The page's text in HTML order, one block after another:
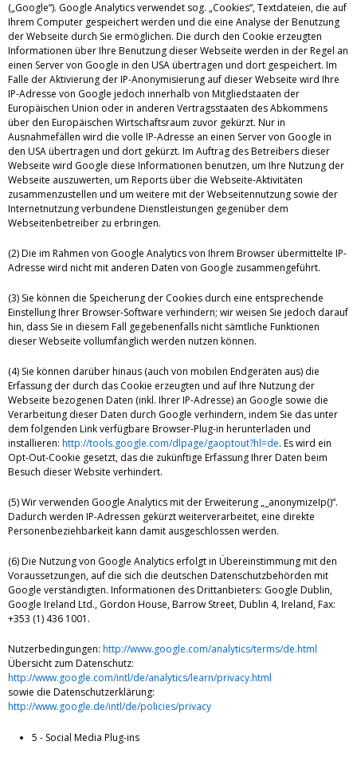
(„Google“). Google Analytics verwendet sog. „Cookies“, Textdateien, die auf
Ihrem Computer gespeichert werden und die eine Analyse der Benutzung
der Webseite durch Sie ermöglichen. Die durch den Cookie erzeugten
Informationen über Ihre Benutzung dieser Webseite werden in der Regel an
einen Server von Google in den USA übertragen und dort gespeichert. Im
Falle der Aktivierung der IP-Anonymisierung auf dieser Webseite wird Ihre
IP-Adresse von Google jedoch innerhalb von Mitgliedstaaten der
Europäischen Union oder in anderen Vertragsstaaten des Abkommens
über den Europäischen Wirtschaftsraum zuvor gekürzt. Nur in
Ausnahmefällen wird die volle IP-Adresse an einen Server von Google in
den USA übertragen und dort gekürzt. Im Auftrag des Betreibers dieser
Webseite wird Google diese Informationen benutzen, um Ihre Nutzung der
Webseite auszuwerten, um Reports über die Webseite-Aktivitäten
zusammenzustellen und um weitere mit der Webseitennutzung sowie der
Internetnutzung verbundene Dienstleistungen gegenüber dem
Webseitenbetreiber zu erbringen.
(2) Die im Rahmen von Google Analytics von Ihrem Browser übermittelte IP-
Adresse wird nicht mit anderen Daten von Google zusammengeführt.
(3) Sie können die Speicherung der Cookies durch eine entsprechende
Einstellung Ihrer Browser-Software verhindern; wir weisen Sie jedoch darauf
hin, dass Sie in diesem Fall gegebenenfalls nicht sämtliche Funktionen
dieser Webseite vollumfänglich werden nutzen können.
(4) Sie können darüber hinaus (auch von mobilen Endgeräten aus) die
Erfassung der durch das Cookie erzeugten und auf Ihre Nutzung der
Webseite bezogenen Daten (inkl. Ihrer IP-Adresse) an Google sowie die
Verarbeitung dieser Daten durch Google verhindern, indem Sie das unter
dem folgenden Link verfügbare Browser-Plug-in herunterladen und
installieren: http://tools.google.com/dlpage/gaoptout?hl=de. Es wird ein
Opt-Out-Cookie gesetzt, das die zukünftige Erfassung Ihrer Daten beim
Besuch dieser Website verhindert.
(5) Wir verwenden Google Analytics mit der Erweiterung „_anonymizeIp()“.
Dadurch werden IP-Adressen gekürzt weiterverarbeitet, eine direkte
Personenbeziehbarkeit kann damit ausgeschlossen werden.
(6) Die Nutzung von Google Analytics erfolgt in Übereinstimmung mit den
Voraussetzungen, auf die sich die deutschen Datenschutzbehörden mit
Google verständigten. Informationen des Drittanbieters: Google Dublin,
Google Ireland Ltd., Gordon House, Barrow Street, Dublin 4, Ireland, Fax:
+353 (1) 436 1001.
Nutzerbedingungen: http://www.google.com/analytics/terms/de.html
Übersicht zum Datenschutz:
http://www.google.com/intl/de/analytics/learn/privacy.html
sowie die Datenschutzerklärung:
http://www.google.de/intl/de/policies/privacy
5 - Social Media Plug-ins